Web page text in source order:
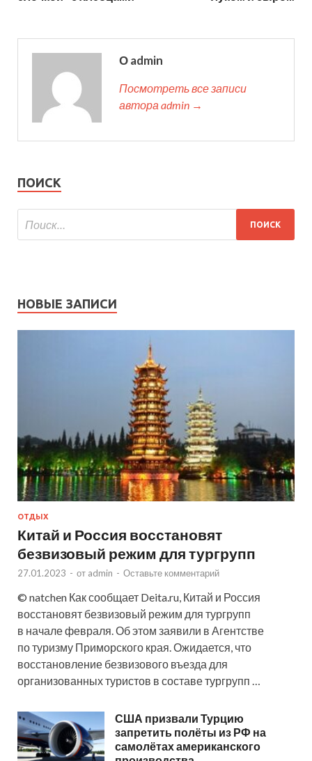
О admin
Посмотреть все записи
автора admin →
ПОИСК
НОВЫЕ ЗАПИСИ
ОТДЫХ
Китай и Россия восстановят
безвизовый режим для тургрупп
27.01.2023 - от admin - Оставьте комментарий
© natchen Как сообщает Deita.ru, Китай и Россия
восстановят безвизовый режим для тургрупп
в начале февраля. Об этом заявили в Агентстве
по туризму Приморского края. Ожидается, что
восстановление безвизового въезда для
организованных туристов в составе тургрупп …
США призвали Турцию
запретить полёты из РФ на
самолётах американского